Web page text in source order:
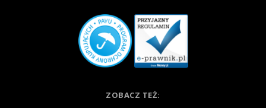
ZOBACZ TEŻ: